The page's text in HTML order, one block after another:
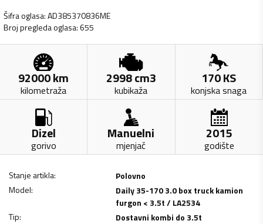
Šifra oglasa:AD385370836ME
Broj pregleda oglasa:655
92000km
kilometraža
2998cm3
kubikaža
170KS
konjska snaga
Dizel
gorivo
Manuelni
mjenjač
2015
godište
Stanje artikla:
Polovno
Model:
Daily 35-170 3.0 box truck kamion
furgon < 3.5t / LA2534
Tip:
Dostavni kombi do 3.5t